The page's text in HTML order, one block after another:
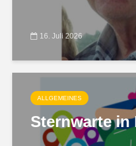
16. Juli 2026
ALLGEMEINES
Sternwarte in